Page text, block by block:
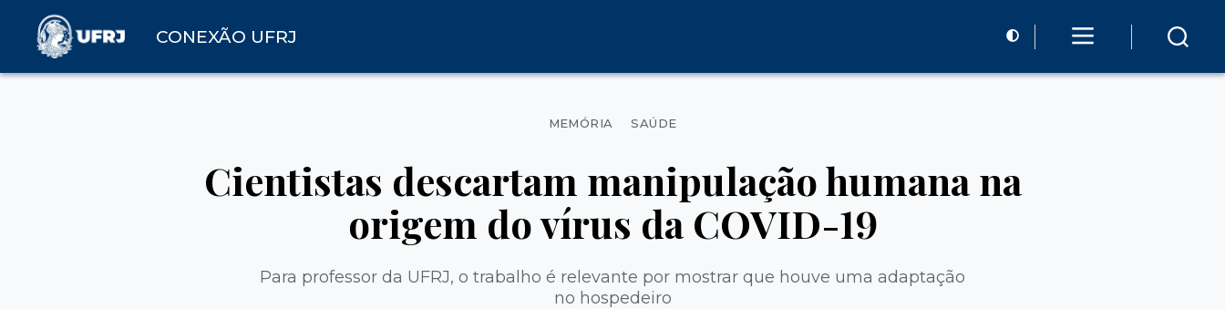
CONEXÃO UFRJ
Categorias
MEMÓRIA SAÚDE
Cientistas descartam manipulação humana na
origem do vírus da COVID-19
Para professor da UFRJ, o trabalho é relevante por mostrar que houve uma adaptação
no hospedeiro